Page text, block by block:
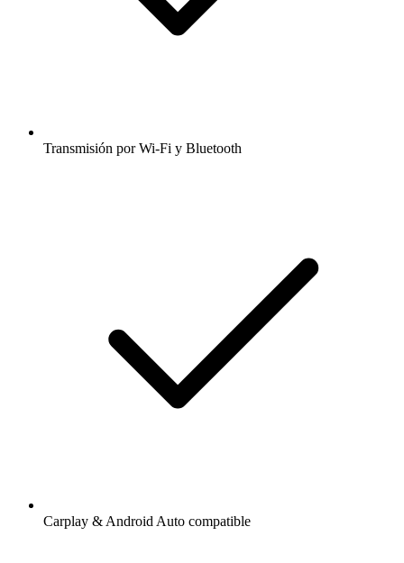
Transmisión por Wi-Fi y Bluetooth
Carplay & Android Auto compatible